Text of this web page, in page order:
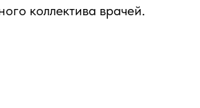
коллектива врачей.